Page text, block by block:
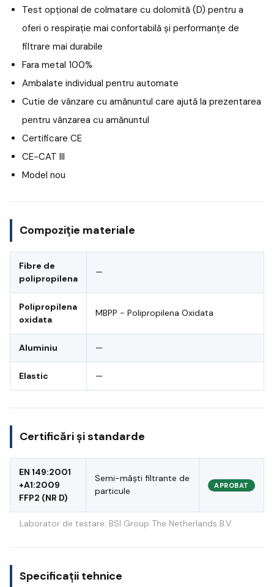
Test opțional de colmatare cu dolomită (D) pentru a
oferi o respirație mai confortabilă și performanțe de
filtrare mai durabile
Fara metal 100%
Ambalate individual pentru automate
Cutie de vânzare cu amănuntul care ajută la prezentarea
pentru vânzarea cu amănuntul
Certificare CE
CE-CAT III
Model nou
Compoziție materiale
Fibre de
polipropilena
—
Polipropilena
oxidata
MBPP - Polipropilena Oxidata
Aluminiu —
Elastic —
Certificări și standarde
EN 149:2001
+A1:2009
FFP2 (NR D)
Semi-măști filtrante de
particule
APROBAT
Laborator de testare: BSI Group The Netherlands B.V.
Specificații tehnice